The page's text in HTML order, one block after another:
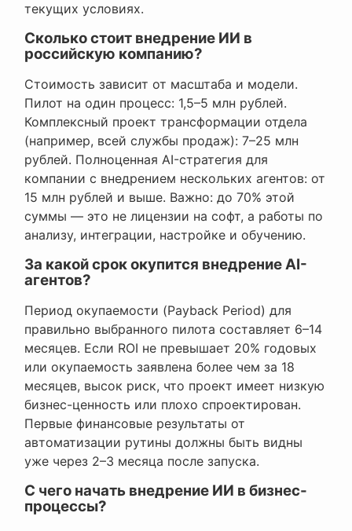
текущих условиях.
Сколько стоит внедрение ИИ в
российскую компанию?
Стоимость зависит от масштаба и модели.
Пилот на один процесс: 1,5–5 млн рублей.
Комплексный проект трансформации отдела
(например, всей службы продаж): 7–25 млн
рублей. Полноценная AI-стратегия для
компании с внедрением нескольких агентов: от
15 млн рублей и выше. Важно: до 70% этой
суммы — это не лицензии на софт, а работы по
анализу, интеграции, настройке и обучению.
За какой срок окупится внедрение AI-
агентов?
Период окупаемости (Payback Period) для
правильно выбранного пилота составляет 6–14
месяцев. Если ROI не превышает 20% годовых
или окупаемость заявлена более чем за 18
месяцев, высок риск, что проект имеет низкую
бизнес-ценность или плохо спроектирован.
Первые финансовые результаты от
автоматизации рутины должны быть видны
уже через 2–3 месяца после запуска.
С чего начать внедрение ИИ в бизнес-
процессы?